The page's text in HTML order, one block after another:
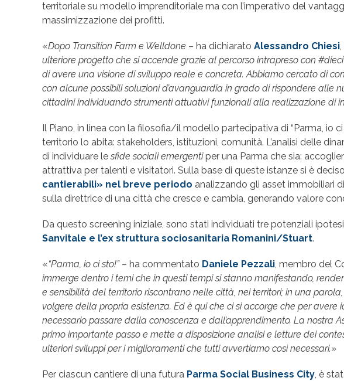
territoriale su modello imprenditoriale ma con l’imperativo del
massimizzazione dei profitti.
«Dopo Transition Farm e Welldone – ha dichiarato Alessandro Chiesi
ulteriore progetto che si accende grazie al percorso intrapreso con
di avere una visione di sviluppo reale e concreta. Abbiamo cercato di
con alcune possibili soluzioni d’avanguardia in grado di rispondere alle
cittadini individuando strumenti attuativi funzionali alla realizzazione di
Il Piano, in linea con la filosofia/il modello partecipativa di “Parma, io
territorio lo abita: stakeholders, istituzioni, comunità. L’analisi delle
di individuare le sfide sociali emergentiper una Parma che sia:
attrattiva per talenti e visitatori. Sulla base di queste istanze si è
cantierabili» nel breve periodo analizzando gli asset immobiliari
sulla direttrice di una città che cresce e cambia, generando valore
Da questo screening iniziale, sono stati individuati tre potenziali
Sanvitale e l’ex struttura sociosanitaria Romanini/Stuart.
«“Parma, io ci sto!”– ha commentato Daniele Pezzali, membro del
immerge dentro i temi che in questi tempi si stanno manifestando,
e sensibilità del territorio riscontrano nelle città, nei territori; in una
volgere della propria esistenza. Ed è qui che ci si accorge che per
necessario passare dalla conoscenza e dall’apprendimento. La nostra
primo importante passo e mette a disposizione analisi e letture dei
ulteriori sviluppi per i miglioramenti che tutti avvertiamo così necessari.»
Per ciascun cantiere di una futura Parma Social Business City, è